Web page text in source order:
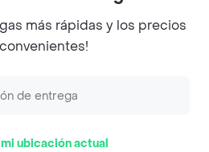
más rápidas y los precios
ubicación actual